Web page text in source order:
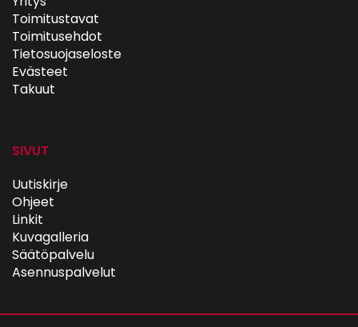
Toimitustavat
Toimitusehdot
Tietosuojaseloste
Evästeet
Takuut
SIVUT
Uutiskirje
Ohjeet
Linkit
Kuvagalleria
Säätöpalvelu
Asennuspalvelut